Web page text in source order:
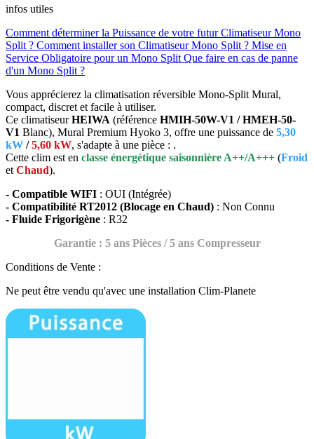
infos utiles
Comment déterminer la Puissance de votre futur Climatiseur Mono
Split ? Comment installer son Climatiseur Mono Split ? Mise en
Service Obligatoire pour un Mono Split Que faire en cas de panne
d'un Mono Split ?
Vous apprécierez la climatisation réversible Mono-Split Mural,
compact, discret et facile à utiliser.
Ce climatiseurHEIWA (référence HMIH-50W-V1 / HMEH-50-
V1 Blanc), Mural Premium Hyoko 3, offre une puissance de 5,30
kW /5,60 kW, s'adapte à une pièce : .
Cette clim est en classe énergétique saisonnière A++/A+++ (Froid
et Chaud).
- Compatible WIFI : OUI (Intégrée)
- Compatibilité RT2012 (Blocage en Chaud) : Non Connu
- Fluide Frigorigène : R32
Garantie : 5 ans Pièces / 5 ans Compresseur
Conditions de Vente :
Ne peut être vendu qu'avec une installation Clim-Planete